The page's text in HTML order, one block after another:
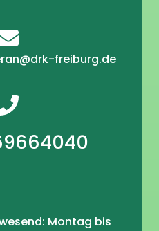
freiburg.de
Montag bis